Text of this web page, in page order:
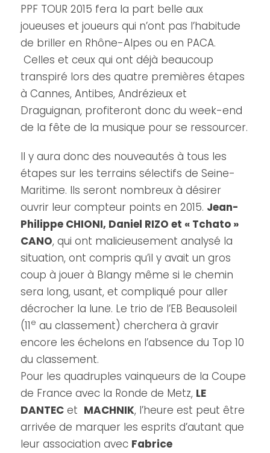
PPF TOUR 2015 fera la part belle aux
joueuses et joueurs qui n’ont pas l’habitude
de briller en Rhône-Alpes ou en PACA.
Celles et ceux qui ont déjà beaucoup
transpiré lors des quatre premières étapes
à Cannes, Antibes, Andrézieux et
Draguignan, profiteront donc du week-end
de la fête de la musique pour se ressourcer.
Il y aura donc des nouveautés à tous les
étapes sur les terrains sélectifs de Seine-
Maritime. Ils seront nombreux à désirer
ouvrir leur compteur points en 2015. Jean-
Philippe CHIONI, Daniel RIZO et « Tchato »
CANO, qui ont malicieusement analysé la
situation, ont compris qu’il y avait un gros
coup à jouer à Blangy même si le chemin
sera long, usant, et compliqué pour aller
décrocher la lune. Le trio de l’EB Beausoleil
(11e au classement) cherchera à gravir
encore les échelons en l’absence du Top 10
du classement.
Pour les quadruples vainqueurs de la Coupe
de France avec la Ronde de Metz, LE
DANTEC et MACHNIK, l’heure est peut être
arrivée de marquer les esprits d’autant que
leur association avec Fabrice